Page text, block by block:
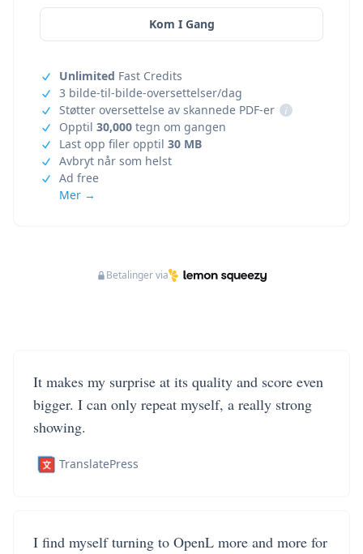
Kom I Gang
Unlimited Fast Credits
3 bilde-til-bilde-oversettelser/dag
Støtter oversettelse av skannede PDF-er
i
Opptil 30,000 tegn om gangen
Last opp filer opptil 30 MB
Avbryt når som helst
Ad free
Mer →
Betalinger via
It makes my surprise at its quality and score even
bigger. I can only repeat myself, a really strong
showing.
TranslatePress
I find myself turning to OpenL more and more for